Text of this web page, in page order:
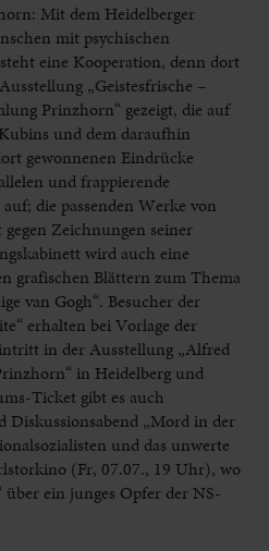
Mit dem Heidelberger
mit psychischen
eine Kooperation, denn dort
„Geistesfrische –
Prinzhorn“ gezeigt, die auf
und dem daraufhin
gewonnenen Eindrücke
und frappierende
die passenden Werke von
Zeichnungen seiner
wird auch eine
grafischen Blättern zum Thema
van Gogh“. Besucher der
erhalten bei Vorlage der
in der Ausstellung „Alfred
in Heidelberg und
Ticket gibt es auch
„Mord in der
und das unwerte
(Fr, 07.07., 19 Uhr), wo
ein junges Opfer der NS-